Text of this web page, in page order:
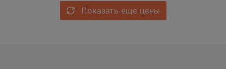
Показать еще цены